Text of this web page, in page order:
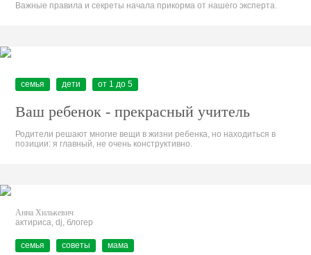
Важные правила и секреты начала прикорма от нашего эксперта.
семья дети от 1 до 5
Ваш ребенок - прекрасный учитель
Родители решают многие вещи в жизни ребенка, но находиться в
позиции: я главный, не очень конструктивно.
Анна Хилькевич
актириса, dj, блогер
семья советы мама